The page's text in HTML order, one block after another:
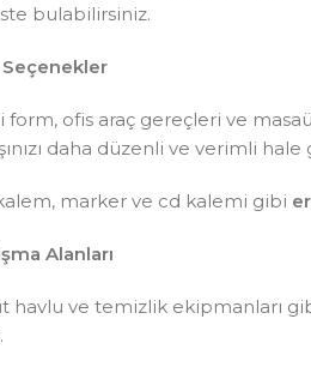
bulabilirsiniz.
form, ofis araç gereçleri ve
daha düzenli ve verimli
marker ve cd kalemi gibi
Alanları
havlu ve temizlik ekipmanları